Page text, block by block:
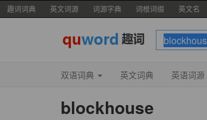
趣词词典 英文词源 词源字典 词根词缀 英文名
双语词典 英文词典 英语词源
blockhouse